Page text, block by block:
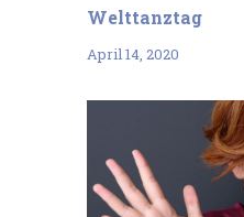
Welttanztag
April 14, 2020